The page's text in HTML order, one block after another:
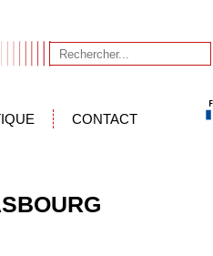
CONTACT